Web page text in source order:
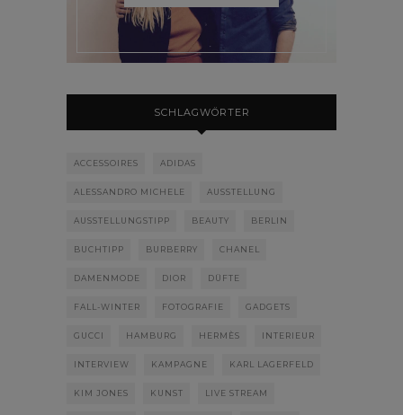
SCHLAGWÖRTER
ACCESSOIRES ADIDAS
ALESSANDRO MICHELE AUSSTELLUNG
AUSSTELLUNGSTIPP BEAUTY BERLIN
BUCHTIPP BURBERRY CHANEL
DAMENMODE DIOR DÜFTE
FALL-WINTER FOTOGRAFIE GADGETS
GUCCI HAMBURG HERMÈS INTERIEUR
INTERVIEW KAMPAGNE KARL LAGERFELD
KIM JONES KUNST LIVE STREAM